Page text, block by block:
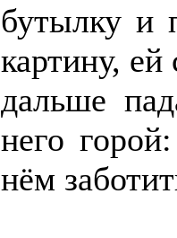
бутылку и
картину,
дальше
него
нём